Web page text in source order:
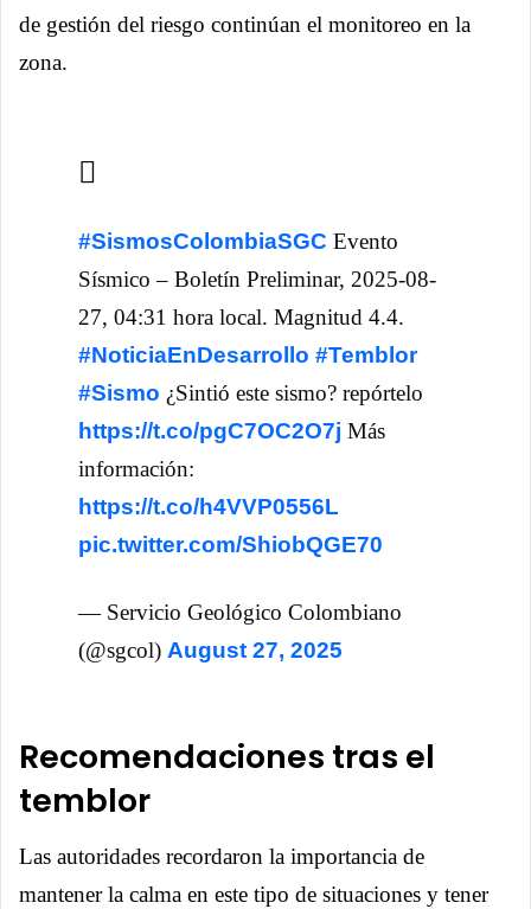
de gestión del riesgo continúan el monitoreo en la
zona.
#SismosColombiaSGC Evento
Sísmico – Boletín Preliminar, 2025-08-
27, 04:31 hora local. Magnitud 4.4.
#NoticiaEnDesarrollo #Temblor
#Sismo ¿Sintió este sismo? repórtelo
https://t.co/pgC7OC2O7j Más
información:
https://t.co/h4VVP0556L
pic.twitter.com/ShiobQGE70
— Servicio Geológico Colombiano
(@sgcol) August 27, 2025
Recomendaciones tras el
temblor
Las autoridades recordaron la importancia de
mantener la calma en este tipo de situaciones y tener